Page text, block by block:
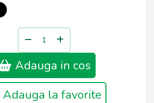
Adauga in cos
Adauga la favorite